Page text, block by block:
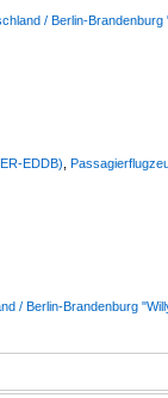
/ Berlin-
EDDB)
/ Berlin-Brandenburg